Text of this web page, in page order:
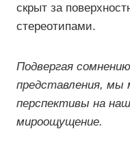
скрыт за
стереотипами.
Подвергая
представления,
перспективы на
мироощущение.